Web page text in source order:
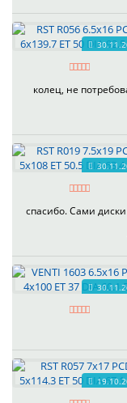
колец, не
спасибо. Сами